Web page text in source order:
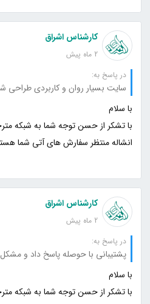
کارشناس اشراق
2 ماه پیش
در پاسخ به:
انشاله منتظر سفارش های آتی شما
کارشناس اشراق
2 ماه پیش
در پاسخ به: